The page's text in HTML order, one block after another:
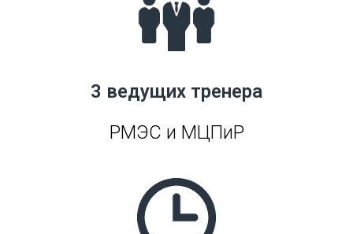
3 ведущих тренера
РМЭС и МЦПиР